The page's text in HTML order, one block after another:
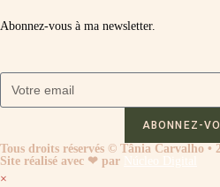
Abonnez-vous à ma newsletter.
ABONNEZ-
Tous droits réservés © Tânia Carvalho •
Site réalisé avec ❤ par
×